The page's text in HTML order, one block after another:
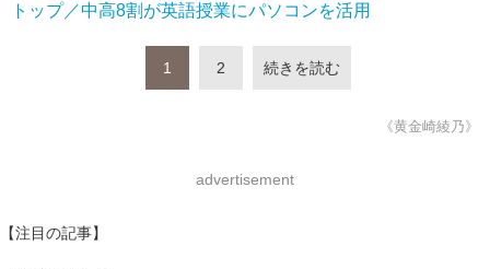
トップ／中高8割が英語授業にパソコンを活用
1 2 続きを読む
《黄金崎綾乃》
advertisement
【注目の記事】